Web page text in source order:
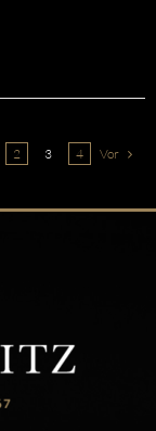
2 3 4 Vor